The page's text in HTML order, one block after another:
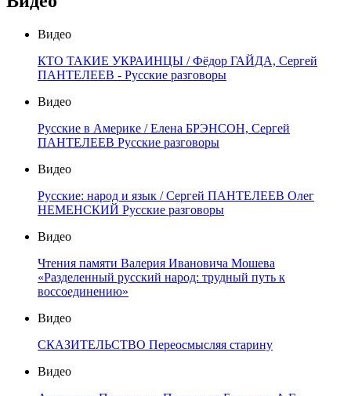
Видео
КТО ТАКИЕ УКРАИНЦЫ / Фёдор ГАЙДА, Сергей
ПАНТЕЛЕЕВ - Русские разговоры
Видео
Русские в Америке / Елена БРЭНСОН, Сергей
ПАНТЕЛЕЕВ Русские разговоры
Видео
Русские: народ и язык / Сергей ПАНТЕЛЕЕВ Олег
НЕМЕНСКИЙ Русские разговоры
Видео
Чтения памяти Валерия Ивановича Мошева
«Разделенный русский народ: трудный путь к
воссоединению»
Видео
СКАЗИТЕЛЬСТВО Переосмысляя старину
Видео